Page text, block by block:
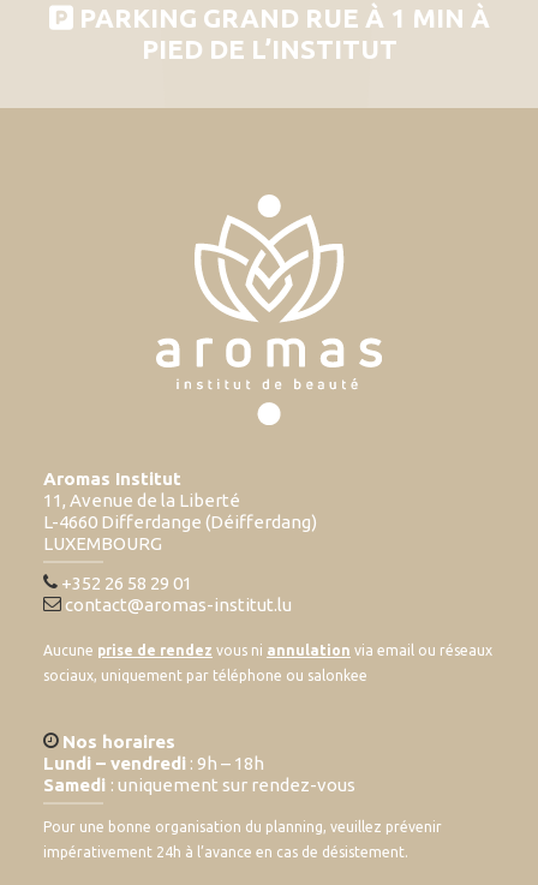
PARKING GRAND RUE À 1 MIN À
PIED DE L’INSTITUT
Aromas Institut
11, Avenue de la Liberté
L-4660 Differdange (Déifferdang)
LUXEMBOURG
+352 26 58 29 01
contact@aromas-institut.lu
Aucune prise de rendez vous ni annulation via email ou réseaux
sociaux, uniquement par téléphone ou salonkee
Nos horaires
Lundi – vendredi : 9h – 18h
Samedi : uniquement sur rendez-vous
Pour une bonne organisation du planning, veuillez prévenir
impérativement 24h à l’avance en cas de désistement.